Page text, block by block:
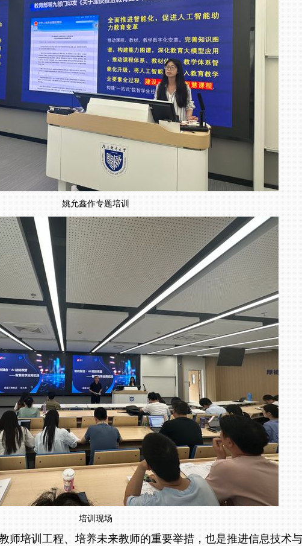
姚允鑫作专题培训
培训现场
师培训工程、 培养未来教师的重要举措，也是推进信息技术